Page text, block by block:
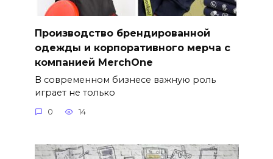
Производство брендированной
одежды и корпоративного мерча с
компанией MerchOne
В современном бизнесе важную роль
играет не только
0 14